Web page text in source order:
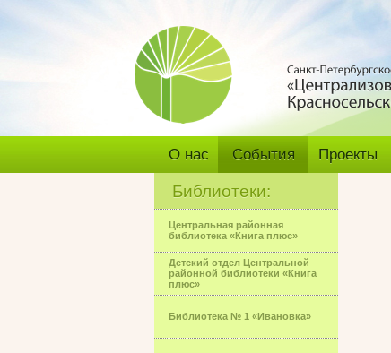
О нас События Проекты
Библиотеки:
Центральная районная
библиотека «Книга плюс»
Детский отдел Центральной
районной библиотеки «Книга
плюс»
Библиотека № 1 «Ивановка»